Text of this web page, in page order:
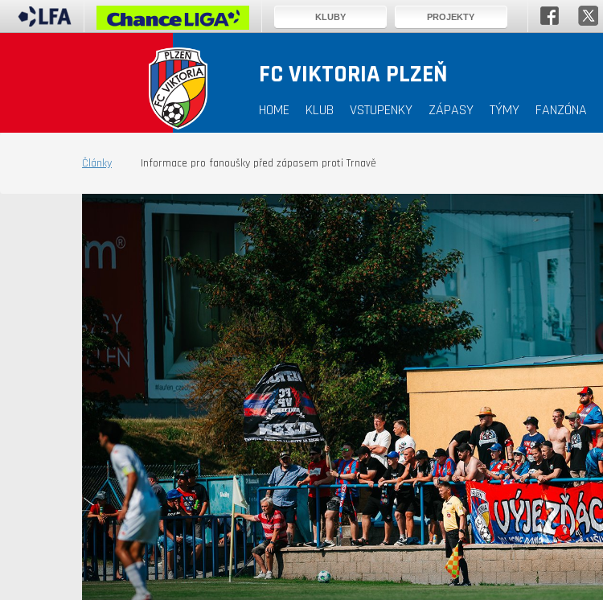
FC VIKTORIA PLZEŇ
HOME KLUB VSTUPENKY ZÁPASY TÝMY FANZÓNA
Články Informace pro fanoušky před zápasem proti Trnavě
KLUBY PROJEKTY